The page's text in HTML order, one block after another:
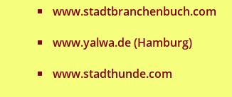
www.stadtbranchenbuch.com
www.yalwa.de (Hamburg)
www.stadthunde.com